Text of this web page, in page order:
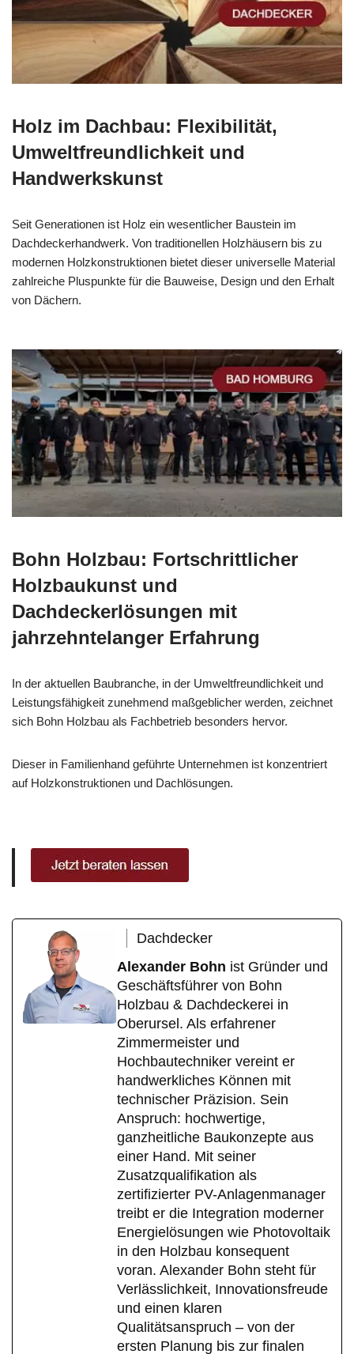
Holz im Dachbau: Flexibilität,
Umweltfreundlichkeit und
Handwerkskunst
Seit Generationen ist Holz ein wesentlicher Baustein im
Dachdeckerhandwerk. Von traditionellen Holzhäusern bis zu
modernen Holzkonstruktionen bietet dieser universelle Material
zahlreiche Pluspunkte für die Bauweise, Design und den Erhalt
von Dächern.
Bohn Holzbau: Fortschrittlicher
Holzbaukunst und
Dachdeckerlösungen mit
jahrzehntelanger Erfahrung
In der aktuellen Baubranche, in der Umweltfreundlichkeit und
Leistungsfähigkeit zunehmend maßgeblicher werden, zeichnet
sich Bohn Holzbau als Fachbetrieb besonders hervor.
Dieser in Familienhand geführte Unternehmen ist konzentriert
auf Holzkonstruktionen und Dachlösungen.
Dachdecker
Alexander Bohn ist Gründer und
Geschäftsführer von Bohn
Holzbau & Dachdeckerei in
Oberursel. Als erfahrener
Zimmermeister und
Hochbautechniker vereint er
handwerkliches Können mit
technischer Präzision. Sein
Anspruch: hochwertige,
ganzheitliche Baukonzepte aus
einer Hand. Mit seiner
Zusatzqualifikation als
zertifizierter PV-Anlagenmanager
treibt er die Integration moderner
Energielösungen wie Photovoltaik
in den Holzbau konsequent
voran. Alexander Bohn steht für
Verlässlichkeit, Innovationsfreude
und einen klaren
Qualitätsanspruch – von der
ersten Planung bis zur finalen